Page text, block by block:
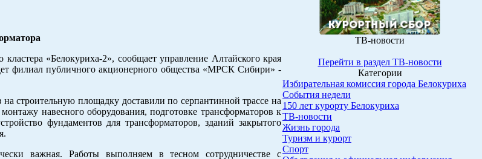
«Белокуриха-2», сообщает управление Алтайского края
филиал публичного акционерного общества «МРСК Сибири» -
строительную площадку доставили по серпантинной трассе на
навесного оборудования, подготовке трансформаторов к
фундаментов для трансформаторов, зданий закрытого
важная. Работы выполняем в тесном сотрудничестве с
ТВ-новости
Перейти в раздел ТВ-новости
Категории
Избирательная комиссия города Белокуриха
События недели
150 лет курорту Белокуриха
ТВ-новости
Жизнь города
Туризм и курорт
Спорт